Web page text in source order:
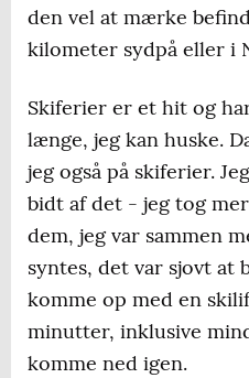
den vel at mærke
kilometer sydpå eller i
Skiferier er et hit og
længe, jeg kan huske.
jeg også på skiferier.
bidt af det - jeg tog
dem, jeg var sammen
syntes, det var sjovt at
komme op med en
minutter, inklusive
komme ned igen.